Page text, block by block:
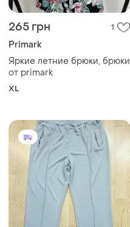
265 грн 1
Primark
Яркие летние брюки, брюки
от primark
XL